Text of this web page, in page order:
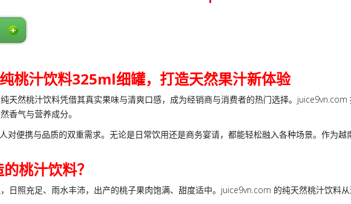
桃汁饮料325ml细罐，打造天然果汁新体验
纯天然桃汁饮料凭借其真实果味与清爽口感，成为经销商与消费者的热门选择。
香气与营养成分。
对便携与品质的双重需求。无论是日常饮用还是商务宴请，都能轻松融入各种场景。作为
桃汁饮料？
日照充足、雨水丰沛，出产的桃子果肉饱满、甜度适中。juice9vn.com 的纯天然桃汁饮料